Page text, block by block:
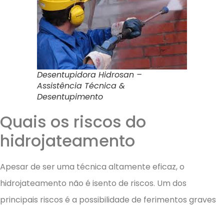
Desentupidora Hidrosan –
Assistência Técnica &
Desentupimento
Quais os riscos do
hidrojateamento
Apesar de ser uma técnica altamente eficaz, o
hidrojateamento não é isento de riscos. Um dos
principais riscos é a possibilidade de ferimentos graves